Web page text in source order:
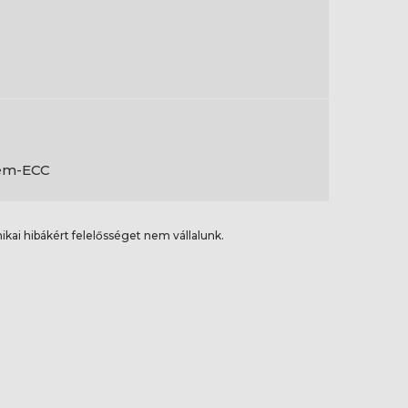
ECC
hibákért felelősséget nem vállalunk.